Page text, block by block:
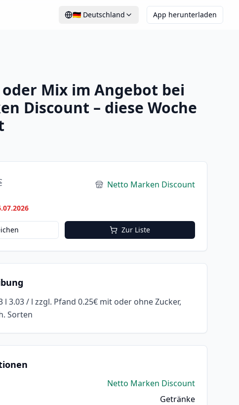
🇩🇪 Deutschland App herunterladen
oder Mix im Angebot bei
Discount – diese Woche
Netto Marken Discount
Zur Liste
l 3.03 / l zzgl. Pfand 0.25€ mit oder ohne Zucker,
Sorten
Netto Marken Discount
Getränke